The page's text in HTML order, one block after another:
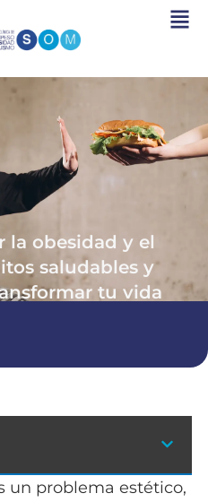
la obesidad y el
saludables y
tu vida
un problema estético,